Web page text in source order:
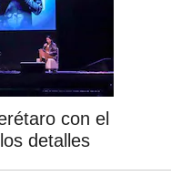
con el
detalles